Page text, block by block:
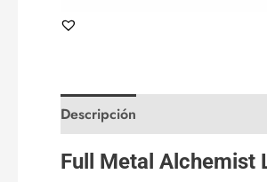
Descripción
Full Metal Alchemist